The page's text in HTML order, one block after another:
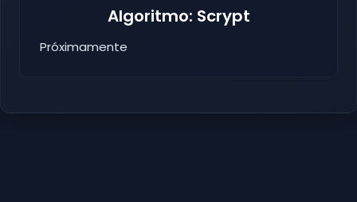
Algoritmo: Scrypt
Próximamente